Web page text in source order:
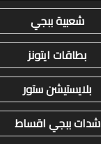
شعبية ببجي
بطاقات ايتونز
بلايستيشن ستور
شدات ببجي اقساط